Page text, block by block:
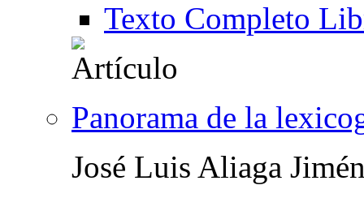
Texto Completo
Panorama de la
José Luis Aliaga